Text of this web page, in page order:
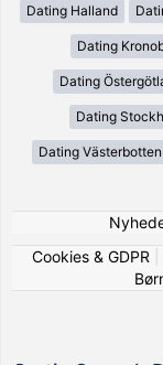
Dating Halland
Dating
Dating
Dating
Dating Västerbotten
Cookies & GDPR